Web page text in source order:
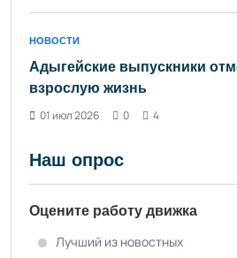
НОВОСТИ
Адыгейские выпускники
взрослую жизнь
01 июл 2026
0 4
Наш опрос
Оцените работу движка
Лучший из новостных